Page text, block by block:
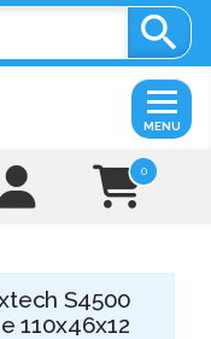

0
MENU
S4500
110x46x12